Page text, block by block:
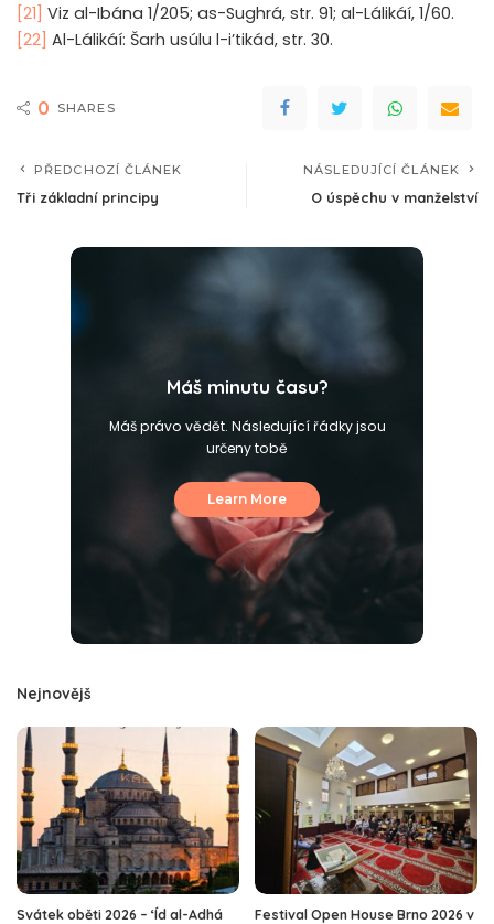
[21] Viz al-Ibána 1/205; as-Sughrá, str. 91; al-Lálikáí, 1/60.
[22] Al-Lálikáí: Šarh usúlu l-i’tikád, str. 30.
0 SHARES
PŘEDCHOZÍ ČLÁNEK
Tři základní principy
NÁSLEDUJÍCÍ ČLÁNEK
O úspěchu v manželství
Máš minutu času?
Máš právo vědět. Následující řádky jsou
určeny tobě
Learn More
Nejnovějš
Svátek oběti 2026 – ‘Íd al-Adhá Festival Open House Brno 2026 v